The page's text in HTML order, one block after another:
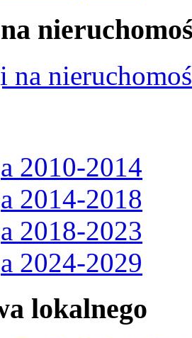
na
2010-2014
2014-2018
2018-2023
2024-2029
lokalnego